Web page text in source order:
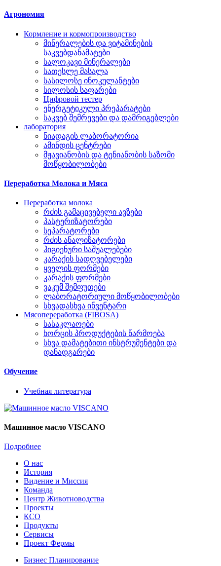
Агрономия
Кормление и кормопроизводство
მინერალების და ვიტამინების
საკვებდანამატები
სალოკავი მინერალები
სათესლე მასალა
სასილოსე ინოკულანტები
სილოსის საფარები
Цифровой тестер
ენერგეტიკული პრეპარატები
საკვებ შემრევები და დამრიგებლები
лаборатория
ნიადაგის ლაბორატორია
ამინდის ცენტრები
მჟავიანობის და ტენიანობის საზომი
მოწყობილობები
Переработка Молока и Мяса
Переработка молока
რძის გამაცივებელი ავზები
პასტერიზატორები
სეპარატორები
რძის ანალიზატორები
ჰიგიენური საშუალებები
კარაქის სადღვებელები
ყველის ფორმები
კარაქის ფორმები
ვაკუმ შემფუთები
ლაბორატორიული მოწყობილობები
სხვადასხვა ინვენტარი
Мясопереработка (FIBOSA)
სასაკლაოები
ხორცის პროდუქტების წარმოება
სხვა დამატებითი ინსტრუმენტები და
დანადგარები
Обучение
Учебная литература
Машинное масло VISCANO
Подробнее
О нас
История
Видение и Миссия
Команда
Центр Животноводства
Проекты
КCО
Продукты
Сервисы
Проект Фермы
Бизнес Планирование